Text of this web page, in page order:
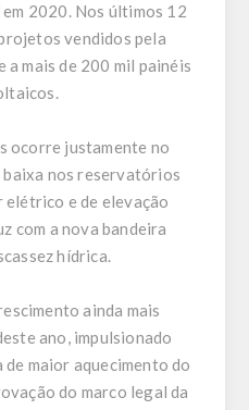
2020. Nos últimos 12
vendidos pela
a mais de 200 mil painéis
ocorre justamente no
nos reservatórios
e de elevação
com a nova bandeira
hídrica.
ainda mais
ano, impulsionado
maior aquecimento do
do marco legal da